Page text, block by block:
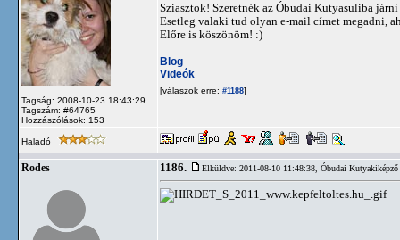
Tagság: 2008-10-23 18:43:29
Tagszám: #64765
Hozzászólások: 153
Sziasztok! Szeretnék az Óbudai Kutyasuliba
Esetleg valaki tud olyan e-mail címet megadni,
Előre is köszönöm! :)
Blog
Videók
[válaszok erre: #1188]
Haladó
Rodes 1186. Elküldve: 2011-08-10 11:48:38, Óbudai